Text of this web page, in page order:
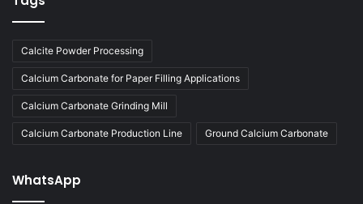
Calcite Powder Processing
Calcium Carbonate for Paper Filling Applications
Calcium Carbonate Grinding Mill
Calcium Carbonate Production Line Ground Calcium Carbonate
WhatsApp